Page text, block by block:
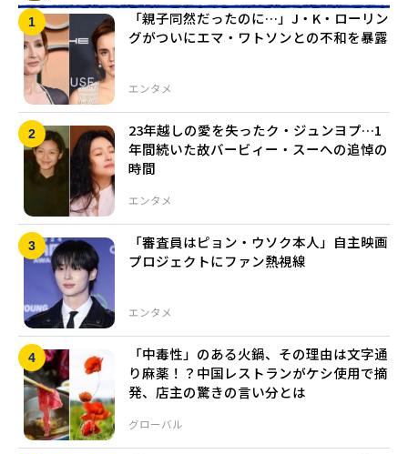
エンタメ
「親子同然だったのに…」J・K・ローリン
グがついにエマ・ワトソンとの不和を暴露
エンタメ
23年越しの愛を失ったク・ジュンヨプ…1
年間続いた故バービィー・スーへの追悼の
時間
エンタメ
「審査員はピョン・ウソク本人」自主映画
プロジェクトにファン熱視線
グローバル
「中毒性」のある火鍋、その理由は文字通
り麻薬！？中国レストランがケシ使用で摘
発、店主の驚きの言い分とは